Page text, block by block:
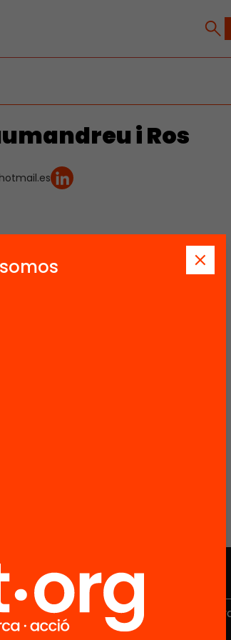
i Ros
Elige equidad
Recibe contenidos,
implicarte.